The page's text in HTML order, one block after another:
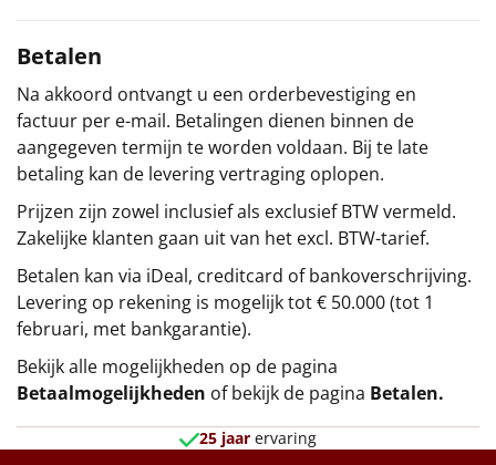
Betalen
Na akkoord ontvangt u een orderbevestiging en
factuur per e-mail. Betalingen dienen binnen de
aangegeven termijn te worden voldaan. Bij te late
betaling kan de levering vertraging oplopen.
Prijzen zijn zowel inclusief als exclusief BTW vermeld.
Zakelijke klanten gaan uit van het excl. BTW-tarief.
Betalen kan via iDeal, creditcard of bankoverschrijving.
Levering op rekening is mogelijk tot € 50.000 (tot 1
februari, met bankgarantie).
Bekijk alle mogelijkheden op de pagina
Betaalmogelijkheden of bekijk de pagina Betalen.
25 jaar ervaring